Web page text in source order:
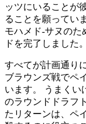
ッツにいることが
ることを願ってい
モハメド-サヌのた
ドを完了しました。
すべてが計画通り
ブラウンズ戦でペ
います。 うまくい
のラウンドドラフ
たリターンは、ペ